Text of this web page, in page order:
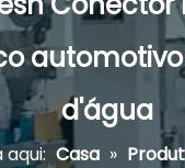
d'água
Casa »